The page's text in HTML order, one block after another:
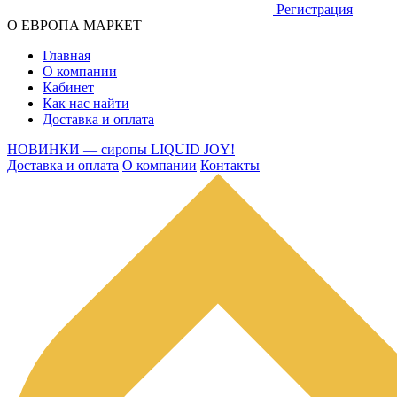
Регистрация
О ЕВРОПА МАРКЕТ
Главная
О компании
Кабинет
Как нас найти
Доставка и оплата
НОВИНКИ — сиропы LIQUID JOY!
Доставка и оплата О компании Контакты